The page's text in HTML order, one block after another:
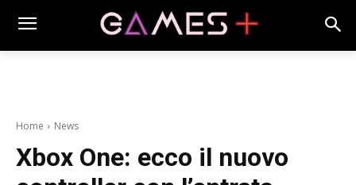
Home News
Xbox One: ecco il nuovo